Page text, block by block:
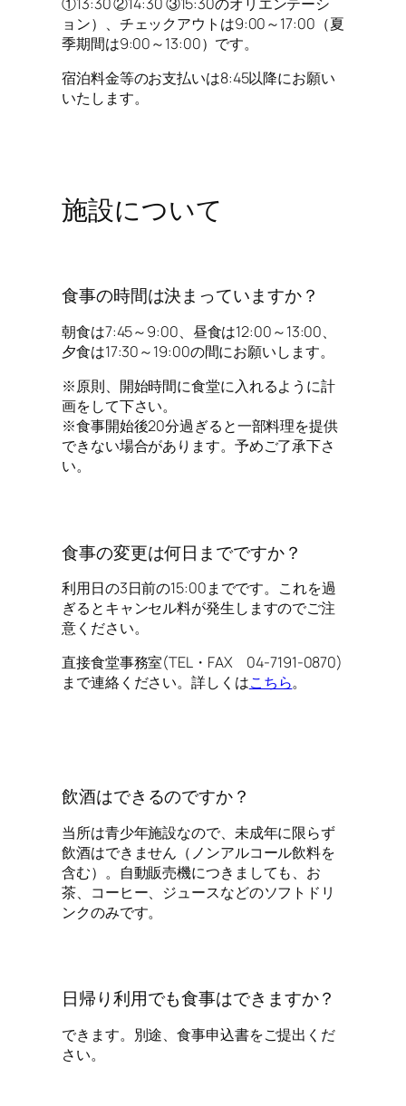
ョン）、チェックアウトは9:00～17:00（夏
季期間は9:00～13:00）です。
宿泊料金等のお支払いは8:45以降にお願い
いたします。
施設について
食事の時間は決まっていますか？
朝食は7:45～9:00、昼食は12:00～13:00、
夕食は17:30～19:00の間にお願いします。
※原則、開始時間に食堂に入れるように計
画をして下さい。
※食事開始後20分過ぎると一部料理を提供
できない場合があります。予めご了承下さ
い。
食事の変更は何日までですか？
利用日の3日前の15:00までです。これを過
ぎるとキャンセル料が発生しますのでご注
意ください。
直接食堂事務室(TEL・FAX 04-7191-0870)
まで連絡ください。詳しくはこちら。
飲酒はできるのですか？
当所は青少年施設なので、未成年に限らず
飲酒はできません（ノンアルコール飲料を
含む）。自動販売機につきましても、お
茶、コーヒー、ジュースなどのソフトドリ
ンクのみです。
日帰り利用でも食事はできますか？
できます。別途、食事申込書をご提出くだ
さい。